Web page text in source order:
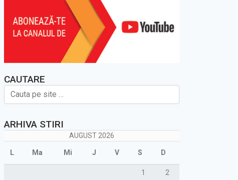
CAUTARE
ARHIVA STIRI
AUGUST 2026
L Ma Mi J V S D
1
2